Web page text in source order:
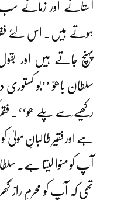
آستانے اور زمانے
ہوتے ہیں۔ اس لئے فقر
پہنچ جاتے ہیں اور
سلطان باھوؒ ’’بو
رکھیے سَے پلے ھو‘‘۔ فقر
ہے اور فقیر طالبانِ مولیٰ
آپ کو منوا لیتا ہے۔
تھی کہ آپ کو محرمِ راز